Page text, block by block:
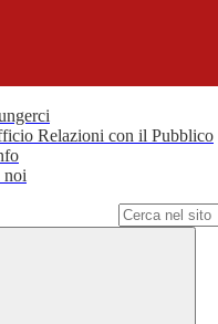
Relazioni con il Pubblico
noi